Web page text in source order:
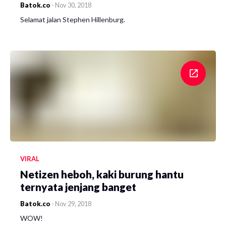
Batok.co - Nov 30, 2018
Selamat jalan Stephen Hillenburg.
VIRAL
Netizen heboh, kaki burung hantu
ternyata jenjang banget
Batok.co - Nov 29, 2018
WOW!